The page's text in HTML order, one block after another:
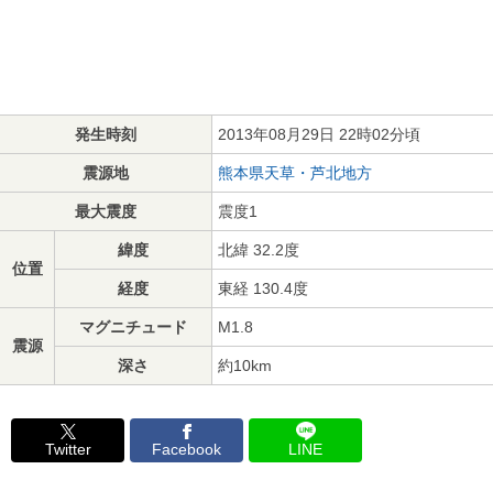
発生時刻 2013年08月29日 22時02分頃
震源地 熊本県天草・芦北地方
最大震度 震度1
位置
緯度 北緯 32.2度
経度 東経 130.4度
震源
マグニチュード M1.8
深さ 約10km
Twitter Facebook LINE